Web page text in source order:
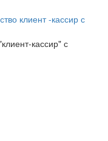
клиент -кассир с
кассир" с